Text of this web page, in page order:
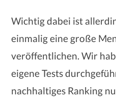
Wichtig dabei ist
einmalig eine große
veröffentlichen. Wir
eigene Tests
nachhaltiges Ranking